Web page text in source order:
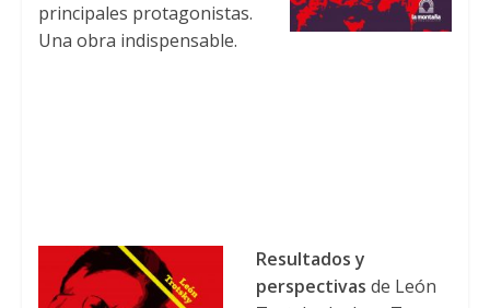
principales protagonistas.
Una obra indispensable.
Resultados y
perspectivas de León